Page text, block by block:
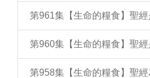
第961集【生命的糧食】聖
第960集【生命的糧食】聖經
第958集【生命的糧食】聖